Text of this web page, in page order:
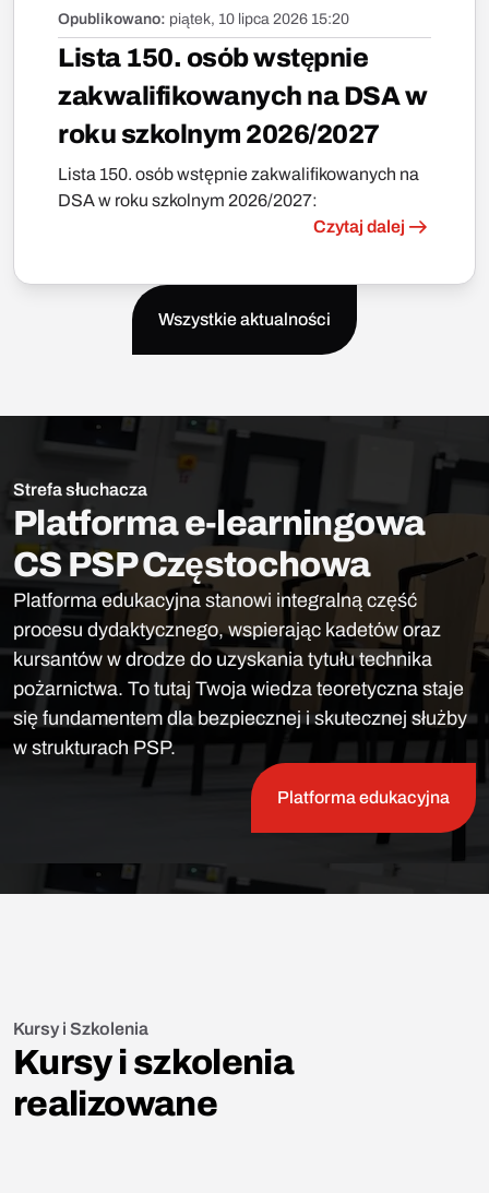
Opublikowano: piątek, 10 lipca 2026 15:20
Lista 150. osób wstępnie
zakwalifikowanych na DSA w
roku szkolnym 2026/2027
Lista 150. osób wstępnie zakwalifikowanych na
DSA w roku szkolnym 2026/2027:
Czytaj dalej
Wszystkie aktualności
Strefa słuchacza
Platforma e-learningowa
CS PSP Częstochowa
Platforma edukacyjna stanowi integralną część
procesu dydaktycznego, wspierając kadetów oraz
kursantów w drodze do uzyskania tytułu technika
pożarnictwa. To tutaj Twoja wiedza teoretyczna staje
się fundamentem dla bezpiecznej i skutecznej służby
w strukturach PSP.
Platforma edukacyjna
Kursy i Szkolenia
Kursy i szkolenia
realizowane